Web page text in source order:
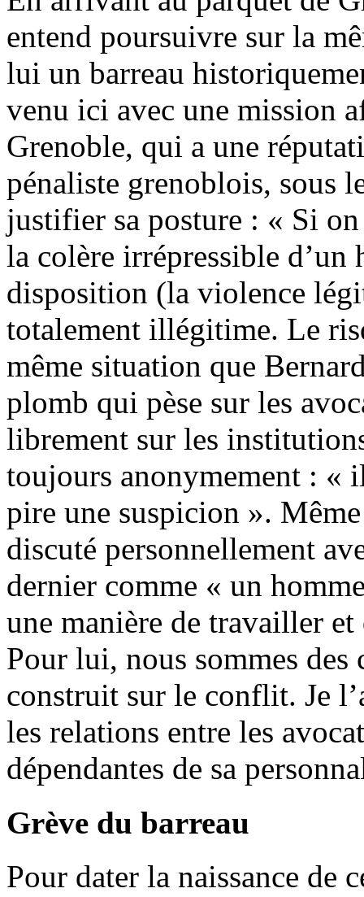
entend poursuivre sur la
lui un barreau
venu ici avec une mission
Grenoble, qui a une
pénaliste grenoblois, sous
justifier sa posture : « Si
la colère irrépressible d’un
disposition (la violence
totalement illégitime. Le
même situation que
plomb qui pèse sur les
librement sur les
toujours anonymement : «
pire une suspicion ».
discuté personnellement
dernier comme « un
une manière de travailler
Pour lui, nous sommes
construit sur le conflit. Je
les relations entre les
dépendantes de sa
Grève du barreau
Pour dater la naissance de